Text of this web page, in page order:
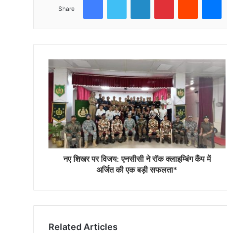
Share
नए शिखर पर विजय: एनसीसी ने रॉक क्लाइम्बिंग कैंप में
अर्जित की एक बड़ी सफलता*
Related Articles